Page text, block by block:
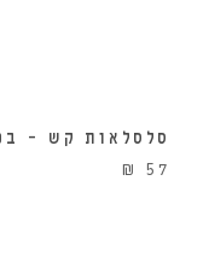
סלסלאות קש –
₪ 57